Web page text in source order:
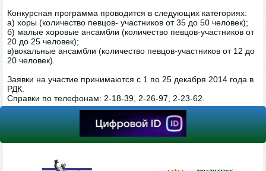
Конкурсная программа проводится в следующих категориях:
а) хоры (количество певцов- участников от 35 до 50 человек);
б) малые хоровые ансамбли (количество певцов-участников от
20 до 25 человек);
в)вокальные ансамбли (количество певцов-участников от 12 до
20 человек).
Заявки на участие принимаются с 1 по 25 декабря 2014 года в
РДК.
Справки по телефонам: 2-18-39, 2-26-97, 2-23-62.